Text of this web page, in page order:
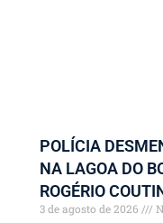
POLÍCIA
NA LAGOA DO
ROGÉRIO
3 de agosto de 2026